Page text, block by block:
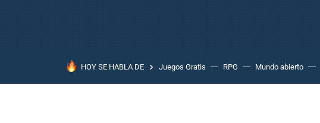
HOY SE HABLA DE Juegos Gratis RPG Mundo abierto